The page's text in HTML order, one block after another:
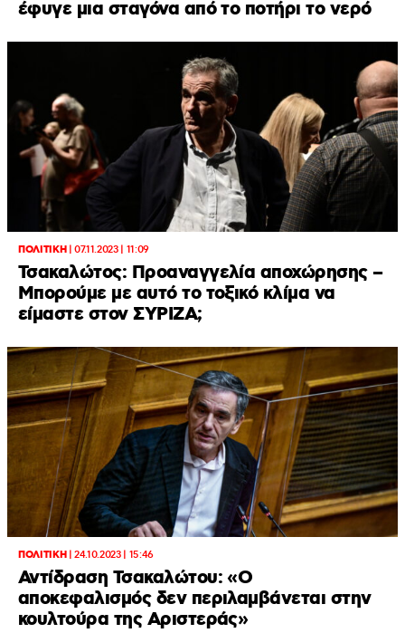
έφυγε μια σταγόνα από το ποτήρι το νερό
ΠΟΛΙΤΙΚΗ|07.11.2023 | 11:09
Τσακαλώτος: Προαναγγελία αποχώρησης –
Μπορούμε με αυτό το τοξικό κλίμα να
είμαστε στον ΣΥΡΙΖΑ;
ΠΟΛΙΤΙΚΗ|24.10.2023 | 15:46
Αντίδραση Τσακαλώτου: «Ο
αποκεφαλισμός δεν περιλαμβάνεται στην
κουλτούρα της Αριστεράς»